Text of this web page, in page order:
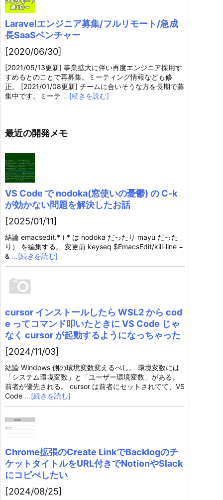
Laravelエンジニア募集/フルリモート/急成
長SaaSベンチャー
[2020/06/30]
[2021/05/13更新] 事業拡大に伴い再度エンジニア採用す
すめるとのことで再募集。ミーティング情報なども修
正。 [2021/01/08更新] チームに合いそうな方を長期で募
集中です。ミーテ …[続きを読む]
最近の開発メモ
VS Code で nodoka(窓使いの憂鬱) の C-k
が効かない問題を解決したお話
[2025/01/11]
結論 emacsedit.* ( * は nodoka だったり mayu だった
り） を編集する。 変更前 keyseq $EmacsEdit/kill-line =
& …[続きを読む]
cursor インストールしたら WSL2 から cod
e ってコマンド叩いたときに VS Code じゃ
なく cursor が起動するようになっちゃった
[2024/11/03]
結論 Windows 側の環境変数変えるべし。 環境変数には
「システム環境変数」と「ユーザー環境変数」がある。
前者が優先される。 cursor は前者にセットされてて、VS
Code …[続きを読む]
Chrome拡張のCreate LinkでBacklogのチ
ケットタイトルをURL付きでNotionやSlack
にコピぺしたい
[2024/08/25]